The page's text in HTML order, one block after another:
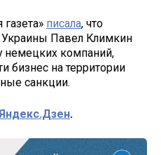
писала, что
Украины Павел Климкин
немецких компаний,
бизнес на территории
санкции.
.